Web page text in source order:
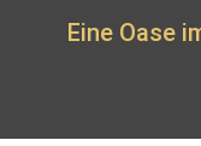
Eine Oase